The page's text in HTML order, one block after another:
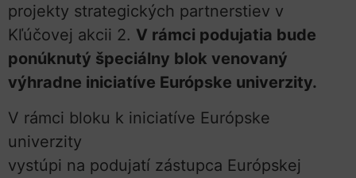
projekty strategických partnerstiev v
Kľúčovej akcii 2. V rámci podujatia bude
ponúknutý špeciálny blok venovaný
výhradne iniciatíve Európske univerzity.
V rámci bloku k iniciatíve Európske
univerzity
vystúpi na podujatí zástupca Európskej